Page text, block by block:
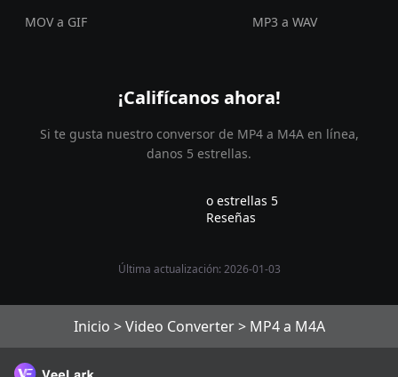
MOV a GIF MP3 a WAV
¡Califícanos ahora!
Si te gusta nuestro conversor de MP4 a M4A en línea,
danos 5 estrellas.
o estrellas 5
Reseñas
Última actualización: 2026-01-03
Inicio >Video Converter> MP4 a M4A